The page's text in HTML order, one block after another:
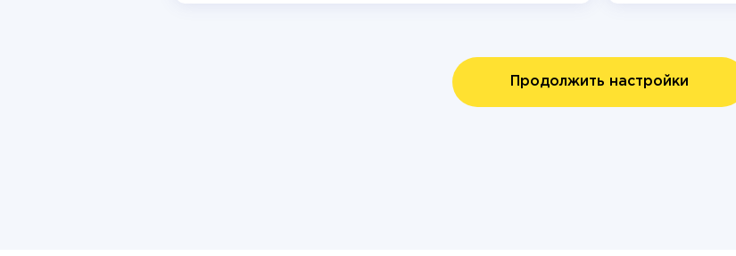
Продолжить настройки